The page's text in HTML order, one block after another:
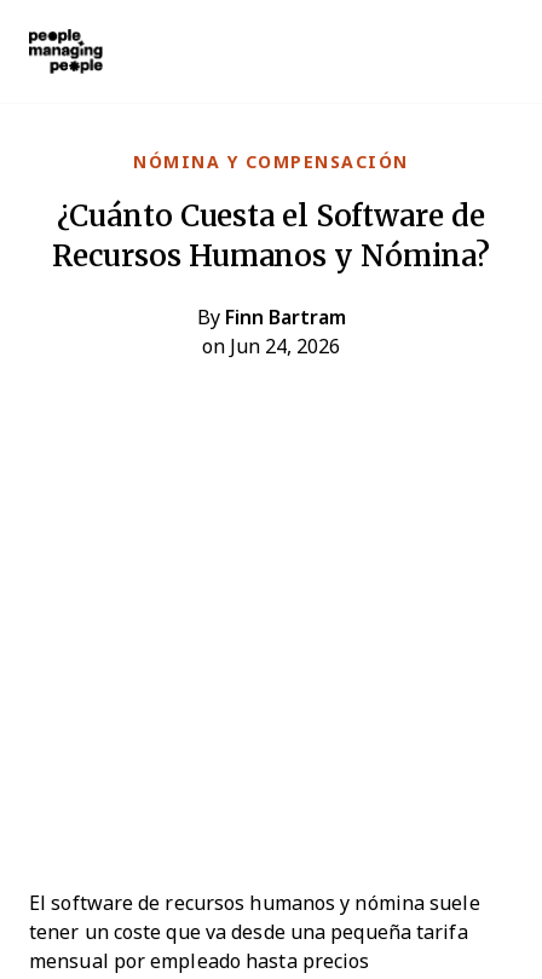
NÓMINA Y COMPENSACIÓN
¿Cuánto Cuesta el Software de
Recursos Humanos y Nómina?
By Finn Bartram
on Jun 24, 2026
El software de recursos humanos y nómina suele
tener un coste que va desde una pequeña tarifa
mensual por empleado hasta precios